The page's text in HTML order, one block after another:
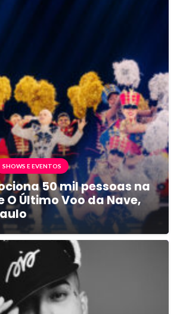
SHOWS E EVENTOS
50 mil pessoas na
O Último Voo da Nave,